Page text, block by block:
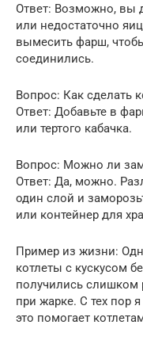
Ответ: Возможно, вы
или недостаточно
вымесить фарш,
соединились.
Вопрос: Как сделать
Ответ: Добавьте в
или тертого кабачка.
Вопрос: Можно ли
Ответ: Да, можно.
один слой и
или контейнер для
Пример из жизни:
котлеты с кускусом
получились слишком
при жарке. С тех пор
это помогает